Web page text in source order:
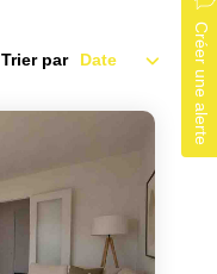
Créer une alerte
Trier par